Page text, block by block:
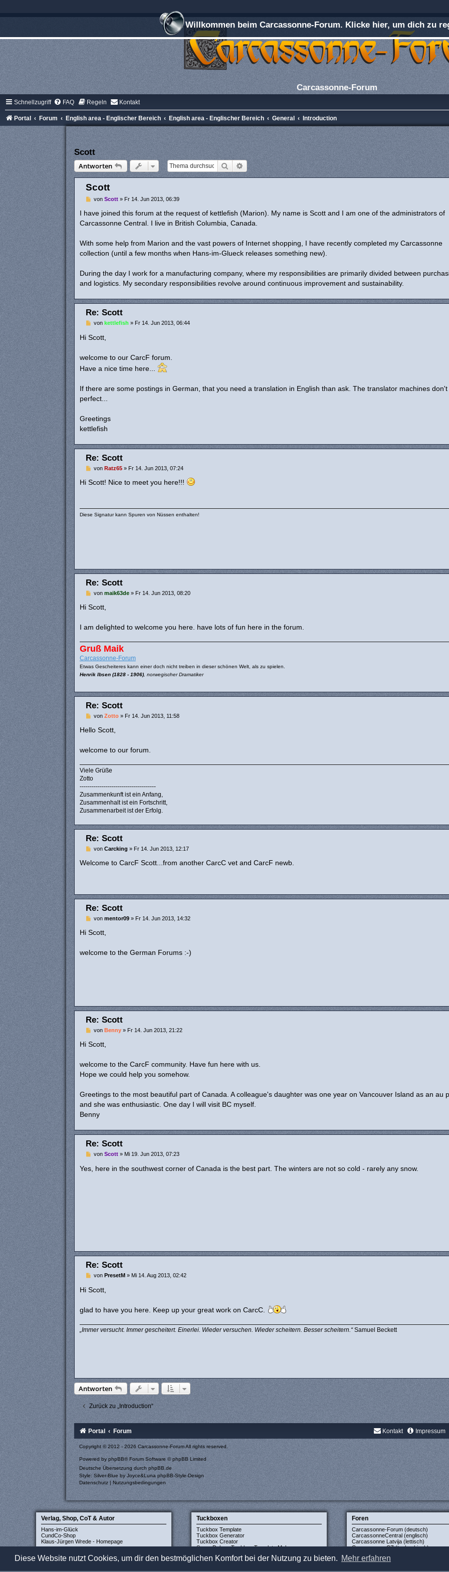
Diese Website nutzt Cookies, um dir den bestmöglichen Komfort bei der Nutzung zu bieten. Mehr erfahren
Willkommen beim Carcassonne-Forum. Klicke hier, um dich zu
Carcassonne-Forum
Schnellzugriff FAQ Regeln Kontakt
Portal Forum English area - Englischer Bereich English area - Englischer Bereich General Introduction
Scott
Antworten
Suche Erweiterte Suche
Scott
B
i
r
von Scott» Fr 14. Jun 2013, 06:39
I have joined this forum at the request of kettlefish (Marion). My name is Scott and I am one of the administrators of
Carcassonne Central. I live in British Columbia, Canada.
With some help from Marion and the vast powers of Internet shopping, I have recently completed my Carcassonne
collection (until a few months when Hans-im-Glueck releases something new).
During the day I work for a manufacturing company, where my responsibilities are primarily divided between
and logistics. My secondary responsibilities revolve around continuous improvement and sustainability.
Re: Scott
B
i
t
g
von kettlefish » Fr 14. Jun 2013, 06:44
Hi Scott,
welcome to our CarcF forum.
Have a nice time here...
If there are some postings in German, that you need a translation in English than ask. The translator machines don't
perfect...
Greetings
kettlefish
Re: Scott
B
i
von Ratz65» Fr 14. Jun 2013, 07:24
Hi Scott! Nice to meet you here!!!
Diese Signatur kann Spuren von Nüssen enthalten!
Re: Scott
B
i
a
g
von maik63de» Fr 14. Jun 2013, 08:20
Hi Scott,
I am delighted to welcome you here. have lots of fun here in the forum.
Gruß Maik
Carcassonne-Forum
Etwas Gescheiteres kann einer doch nicht treiben in dieser schönen Welt, als zu spielen.
Henrik Ibsen (1828 - 1906), norwegischer Dramatiker
Re: Scott
B
i
a
g
von Zotto» Fr 14. Jun 2013, 11:58
Hello Scott,
welcome to our forum.
Viele Grüße
Zotto
--------------------------------------
Zusammenkunft ist ein Anfang,
Zusammenhalt ist ein Fortschritt,
Zusammenarbeit ist der Erfolg.
Re: Scott
B
i
von Carcking » Fr 14. Jun 2013, 12:17
Welcome to CarcF Scott...from another CarcC vet and CarcF newb.
Re: Scott
B
i
a
g
von mentor09» Fr 14. Jun 2013, 14:32
Hi Scott,
welcome to the German Forums :-)
Re: Scott
B
i
a
g
von Benny» Fr 14. Jun 2013, 21:22
Hi Scott,
welcome to the CarcF community. Have fun here with us.
Hope we could help you somehow.
Greetings to the most beautiful part of Canada. A colleague's daughter was one year on Vancouver Island as an au
and she was enthusiastic. One day I will visit BC myself.
Benny
Re: Scott
B
t
von Scott» Mi 19. Jun 2013, 07:23
Yes, here in the southwest corner of Canada is the best part. The winters are not so cold - rarely any snow.
Re: Scott
B
i
a
g
von PresetM » Mi 14. Aug 2013, 02:42
Hi Scott,
glad to have you here. Keep up your great work on CarcC.
„Immer versucht. Immer gescheitert. Einerlei. Wieder versuchen. Wieder scheitern. Besser scheitern.“Samuel Beckett
Antworten
Zurück zu „Introduction“
Portal Forum Impressum
Kontakt
Copyright © 2012 - 2026 Carcassonne-Forum All rights reserved.
Powered byphpBB® Forum Software © phpBB Limited
Deutsche Übersetzung durchphpBB.de
Style: Silver-Blue by Joyce&Luna phpBB-Style-Design
Datenschutz | Nutzungsbedingungen
Verlag, Shop, CoT & Autor
Hans-im-Glück
CundCo-Shop
Klaus-Jürgen Wrede - Homepage
Tuckboxen
Tuckbox Template
Tuckbox Generator
Tuckbox Creator
Super Deluxe Tuckbox Template Maker
Foren
Carcassonne-Forum (deutsch)
CarcassonneCentral (englisch)
Carcassonne Latvija (lettisch)
Carcassonne CZ (tschechisch)